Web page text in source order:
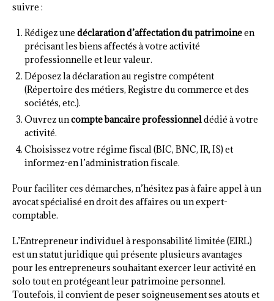
suivre :
Rédigez une déclaration d’affectation du patrimoineen
précisant les biens affectés à votre activité
professionnelle et leur valeur.
Déposez la déclaration au registre compétent
(Répertoire des métiers, Registre du commerce et des
sociétés, etc.).
Ouvrez uncompte bancaire professionneldédié à votre
activité.
Choisissez votre régime fiscal (BIC, BNC, IR, IS) et
informez-en l’administration fiscale.
Pour faciliter ces démarches, n’hésitez pas à faire appel à un
avocat spécialisé en droit des affaires ou un expert-
comptable.
L’Entrepreneur individuel à responsabilité limitée (EIRL)
est un statut juridique qui présente plusieurs avantages
pour les entrepreneurs souhaitant exercer leur activité en
solo tout en protégeant leur patrimoine personnel.
Toutefois, il convient de peser soigneusement ses atouts et